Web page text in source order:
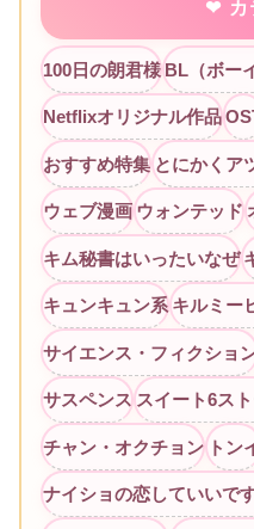
100日の朗君様 BL（ボー
Netflixオリジナル作品
おすすめ特集 とにかくア
ウェブ漫画 ウォンテッド
キム秘書はいったいなぜ
キュンキュン系 キルミー
サイエンス・フィクショ
サスペンス スイート6ス
チャン・オクチョン トン
ナイショの恋していいで